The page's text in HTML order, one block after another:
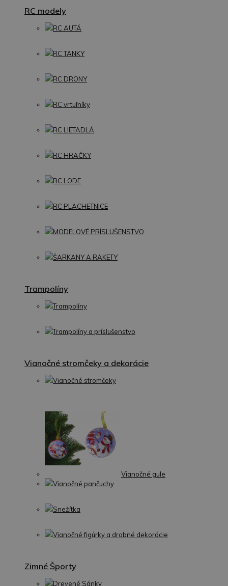
RC modely
RC AUTÁ
RC TANKY
RC DRONY
RC vrtuľníky
RC LIETADLÁ
RC HRAČKY
RC LODE
RC PLACHETNICE
MODELOVÉ PRÍSLUŠENSTVO
ŠARKANY A RAKETY
Trampolíny
Trampolíny
Trampolíny a príslušenstvo
Vianočné stromčeky a dekorácie
Vianočné stromčeky
Vianočné gule
Vianočné pančuchy
Snežítka
Vianočné figúrky a drobné dekorácie
Zimné Športy
Drevené Sánky